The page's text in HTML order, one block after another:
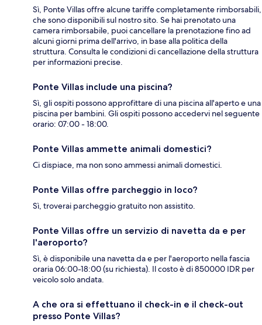
Sì, Ponte Villas offre alcune tariffe completamente rimborsabili,
che sono disponibili sul nostro sito. Se hai prenotato una
camera rimborsabile, puoi cancellare la prenotazione fino ad
alcuni giorni prima dell'arrivo, in base alla politica della
struttura. Consulta le condizioni di cancellazione della struttura
per informazioni precise.
Ponte Villas include una piscina?
Sì, gli ospiti possono approfittare di una piscina all'aperto e una
piscina per bambini. Gli ospiti possono accedervi nel seguente
orario: 07:00 - 18:00.
Ponte Villas ammette animali domestici?
Ci dispiace, ma non sono ammessi animali domestici.
Ponte Villas offre parcheggio in loco?
Sì, troverai parcheggio gratuito non assistito.
Ponte Villas offre un servizio di navetta da e per
l'aeroporto?
Sì, è disponibile una navetta da e per l'aeroporto nella fascia
oraria 06:00-18:00 (su richiesta). Il costo è di 850000 IDR per
veicolo solo andata.
A che ora si effettuano il check-in e il check-out
presso Ponte Villas?